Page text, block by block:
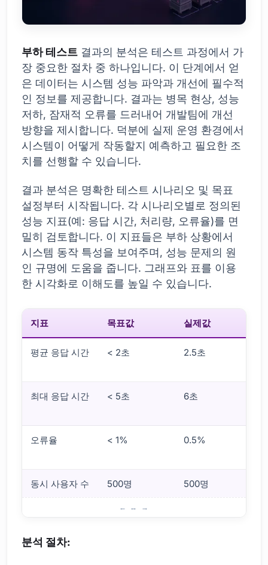
부하 테스트 결과의 분석은 테스트 과정에서 가
장 중요한 절차 중 하나입니다. 이 단계에서 얻
은 데이터는 시스템 성능 파악과 개선에 필수적
인 정보를 제공합니다. 결과는 병목 현상, 성능
저하, 잠재적 오류를 드러내어 개발팀에 개선
방향을 제시합니다. 덕분에 실제 운영 환경에서
시스템이 어떻게 작동할지 예측하고 필요한 조
치를 선행할 수 있습니다.
결과 분석은 명확한 테스트 시나리오 및 목표
설정부터 시작됩니다. 각 시나리오별로 정의된
성능 지표(예: 응답 시간, 처리량, 오류율)를 면
밀히 검토합니다. 이 지표들은 부하 상황에서
시스템 동작 특성을 보여주며, 성능 문제의 원
인 규명에 도움을 줍니다. 그래프와 표를 이용
한 시각화로 이해도를 높일 수 있습니다.
지표 목표값 실제값
평균 응답 시간 < 2초 2.5초
최대 응답 시간 < 5초 6초
오류율 < 1% 0.5%
동시 사용자 수 500명 500명
분석 절차: